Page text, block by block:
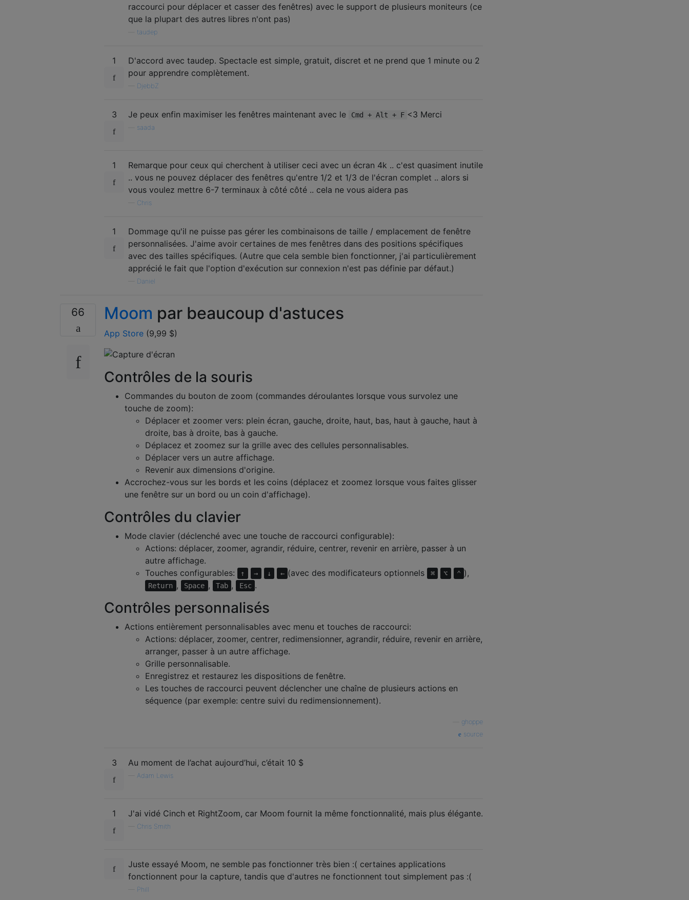
raccourci pour déplacer et casser des fenêtres) avec le support de plusieurs moniteurs (ce
que la plupart des autres libres n'ont pas)
taudep
1
D'accord avec taudep. Spectacle est simple, gratuit, discret et ne prend que 1 minute ou 2
pour apprendre complètement.
DjebbZ
3 Je peux enfin maximiser les fenêtres maintenant avec le Cmd + Alt + F <3 Merci
saada
1
Remarque pour ceux qui cherchent à utiliser ceci avec un écran 4k .. c'est quasiment inutile
.. vous ne pouvez déplacer des fenêtres qu'entre 1/2 et 1/3 de l'écran complet .. alors si
vous voulez mettre 6-7 terminaux à côté côté .. cela ne vous aidera pas
Chris
1
Dommage qu'il ne puisse pas gérer les combinaisons de taille / emplacement de fenêtre
personnalisées. J'aime avoir certaines de mes fenêtres dans des positions spécifiques
avec des tailles spécifiques. (Autre que cela semble bien fonctionner, j'ai particulièrement
apprécié le fait que l'option d'exécution sur connexion n'est pas définie par défaut.)
Daniel
66 Moom par beaucoup d'astuces
App Store (9,99 $)
Contrôles de la souris
Commandes du bouton de zoom (commandes déroulantes lorsque vous survolez une
touche de zoom):
Déplacer et zoomer vers: plein écran, gauche, droite, haut, bas, haut à gauche, haut à
droite, bas à droite, bas à gauche.
Déplacez et zoomez sur la grille avec des cellules personnalisables.
Déplacer vers un autre affichage.
Revenir aux dimensions d'origine.
Accrochez-vous sur les bords et les coins (déplacez et zoomez lorsque vous faites glisser
une fenêtre sur un bord ou un coin d'affichage).
Contrôles du clavier
Mode clavier (déclenché avec une touche de raccourci configurable):
Actions: déplacer, zoomer, agrandir, réduire, centrer, revenir en arrière, passer à un
autre affichage.
Touches configurables:
↑ → ↓ ← (avec des modificateurs optionnels ⌘ ⌥ ⌃ ),
Return , Space , Tab , Esc .
Contrôles personnalisés
Actions entièrement personnalisables avec menu et touches de raccourci:
Actions: déplacer, zoomer, centrer, redimensionner, agrandir, réduire, revenir en arrière,
arranger, passer à un autre affichage.
Grille personnalisable.
Enregistrez et restaurez les dispositions de fenêtre.
Les touches de raccourci peuvent déclencher une chaîne de plusieurs actions en
séquence (par exemple: centre suivi du redimensionnement).
ghoppe
source
3 Au moment de l’achat aujourd’hui, c’était 10 $
Adam Lewis
1 J'ai vidé Cinch et RightZoom, car Moom fournit la même fonctionnalité, mais plus élégante.
Chris Smith
Juste essayé Moom, ne semble pas fonctionner très bien :( certaines applications
fonctionnent pour la capture, tandis que d'autres ne fonctionnent tout simplement pas :(
Phill